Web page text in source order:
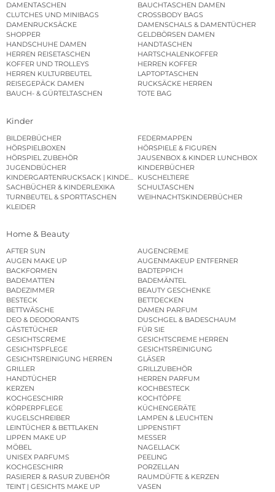
DAMENTASCHEN
BAUCHTASCHEN DAMEN
CLUTCHES UND MINIBAGS
CROSSBODY BAGS
DAMENRUCKSÄCKE
DAMENSCHALS & DAMENTÜCHER
SHOPPER
GELDBÖRSEN DAMEN
HANDSCHUHE DAMEN
HANDTASCHEN
HERREN REISETASCHEN
HARTSCHALENKOFFER
KOFFER UND TROLLEYS
HERREN KOFFER
HERREN KULTURBEUTEL
LAPTOPTASCHEN
REISEGEPÄCK DAMEN
RUCKSÄCKE HERREN
BAUCH- & GÜRTELTASCHEN
TOTE BAG
Kinder
BILDERBÜCHER
FEDERMAPPEN
HÖRSPIELBOXEN
HÖRSPIELE & FIGUREN
HÖRSPIEL ZUBEHÖR
JAUSENBOX & KINDER LUNCHBOX
JUGENDBÜCHER
KINDERBÜCHER
KINDERGARTENRUCKSACK | KINDERGARTENBEUTEL
KUSCHELTIERE
SACHBÜCHER & KINDERLEXIKA
SCHULTASCHEN
TURNBEUTEL & SPORTTASCHEN
WEIHNACHTSKINDERBÜCHER
KLEIDER
Home & Beauty
AFTER SUN
AUGENCREME
AUGEN MAKE UP
AUGENMAKEUP ENTFERNER
BACKFORMEN
BADTEPPICH
BADEMATTEN
BADEMÄNTEL
BADEZIMMER
BEAUTY GESCHENKE
BESTECK
BETTDECKEN
BETTWÄSCHE
DAMEN PARFUM
DEO & DEODORANTS
DUSCHGEL & BADESCHAUM
GÄSTETÜCHER
FÜR SIE
GESICHTSCREME
GESICHTSCREME HERREN
GESICHTSPFLEGE
GESICHTSREINIGUNG
GESICHTSREINIGUNG HERREN
GLÄSER
GRILLER
GRILLZUBEHÖR
HANDTÜCHER
HERREN PARFUM
KERZEN
KOCHBESTECK
KOCHGESCHIRR
KOCHTÖPFE
KÖRPERPFLEGE
KÜCHENGERÄTE
KUGELSCHREIBER
LAMPEN & LEUCHTEN
LEINTÜCHER & BETTLAKEN
LIPPENSTIFT
LIPPEN MAKE UP
MESSER
MÖBEL
NAGELLACK
UNISEX PARFUMS
PEELING
KOCHGESCHIRR
PORZELLAN
RASIERER & RASUR ZUBEHÖR
RAUMDÜFTE & KERZEN
TEINT | GESICHTS MAKE UP
VASEN